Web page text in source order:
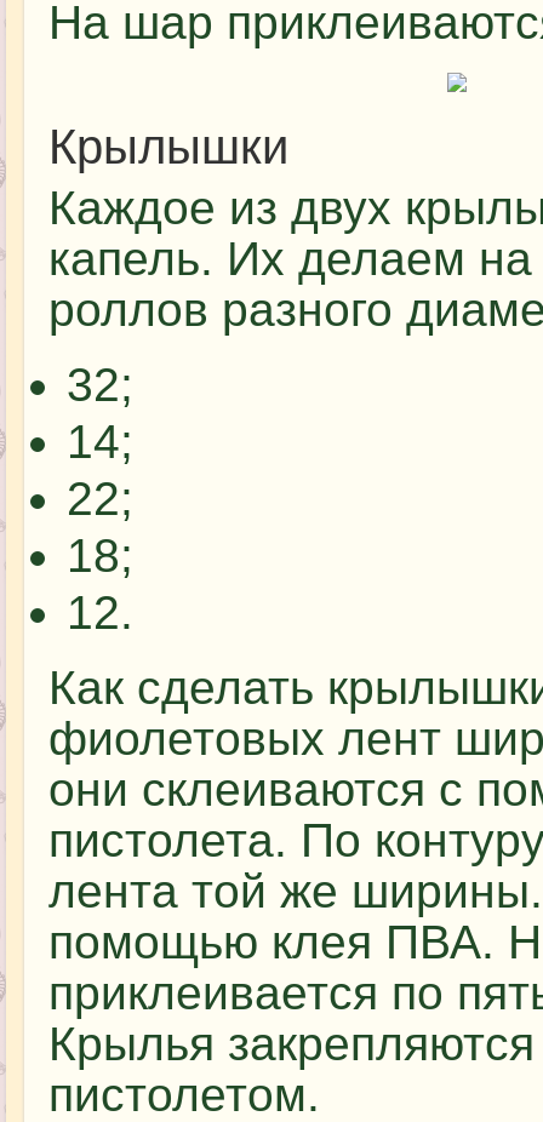
На шар
Крылышки
Каждое из двух
капель. Их делаем
роллов разного
32;
14;
22;
18;
12.
Как сделать
фиолетовых лент
они склеиваются с
пистолета. По
лента той же
помощью клея ПВА.
приклеивается по
Крылья
пистолетом.